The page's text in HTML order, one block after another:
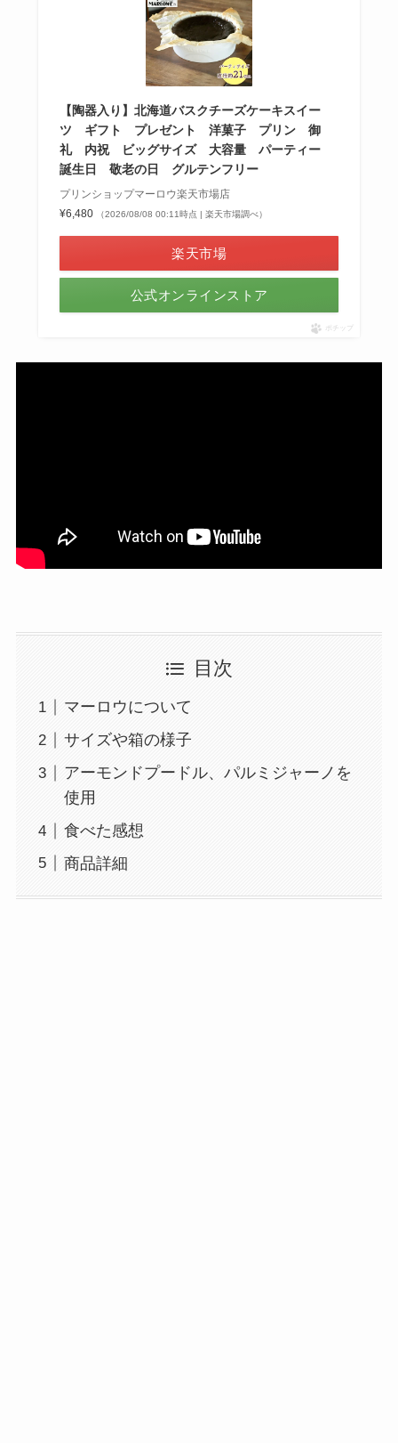
【陶器入り】北海道バスクチーズケーキスイー
ツ ギフト プレゼント 洋菓子 プリン 御
礼 内祝 ビッグサイズ 大容量 パーティー
誕生日 敬老の日 グルテンフリー
プリンショップマーロウ楽天市場店
¥6,480
（2026/08/08 00:11時点 | 楽天市場調べ）
楽天市場
公式オンラインストア
ポチップ
目次
マーロウについて
サイズや箱の様子
アーモンドプードル、パルミジャーノを
使用
食べた感想
商品詳細